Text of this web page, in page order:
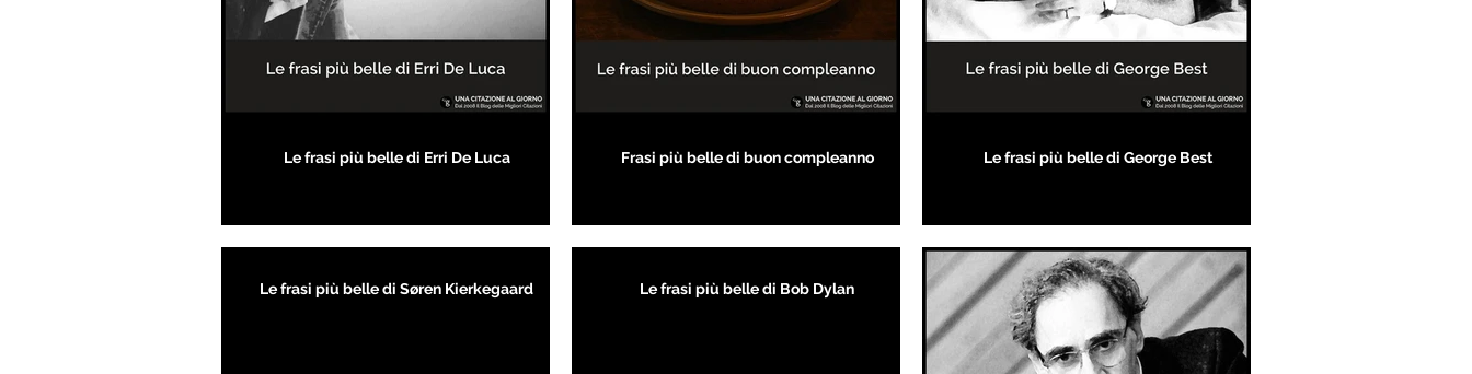
Le frasi più belle di Erri De Luca Frasi più belle di buon compleanno Le frasi più belle di George Best
Le frasi più belle di Søren Kierkegaard Le frasi più belle di Bob Dylan